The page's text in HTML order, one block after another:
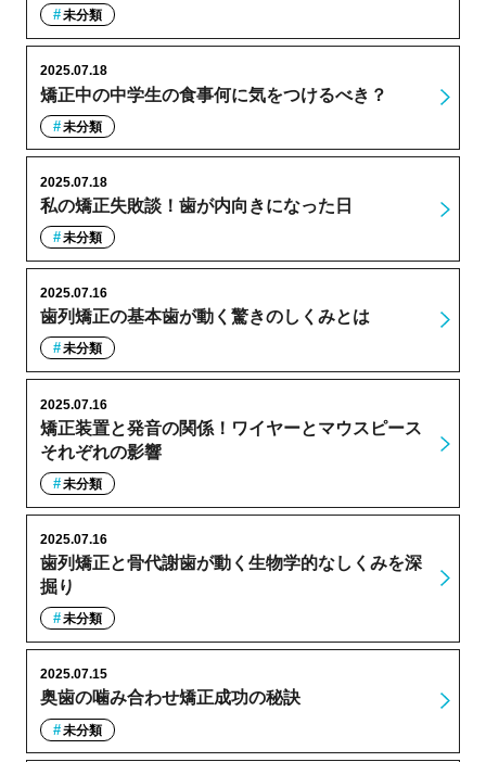
未分類
矯正中の中学生の食事何に気をつけるべき？
2025.07.18
未分類
私の矯正失敗談！歯が内向きになった日
2025.07.18
未分類
歯列矯正の基本歯が動く驚きのしくみとは
2025.07.16
未分類
矯正装置と発音の関係！ワイヤーとマウスピース
それぞれの影響
2025.07.16
未分類
歯列矯正と骨代謝歯が動く生物学的なしくみを深
掘り
2025.07.16
未分類
奥歯の噛み合わせ矯正成功の秘訣
2025.07.15
未分類